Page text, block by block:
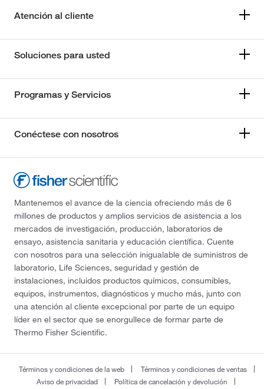
Atención al cliente
Soluciones para usted
Programas y Servicios
Conéctese con nosotros
Mantenemos el avance de la ciencia ofreciendo más de 6
millones de productos y amplios servicios de asistencia a los
mercados de investigación, producción, laboratorios de
ensayo, asistencia sanitaria y educación científica. Cuente
con nosotros para una selección inigualable de suministros de
laboratorio, Life Sciences, seguridad y gestión de
instalaciones, incluidos productos químicos, consumibles,
equipos, instrumentos, diagnósticos y mucho más, junto con
una atención al cliente excepcional por parte de un equipo
líder en el sector que se enorgullece de formar parte de
Thermo Fisher Scientific.
Términos y condiciones de la web
Términos y condiciones de ventas
Aviso de privacidad
Política de cancelación y devolución